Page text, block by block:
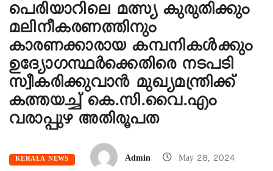
പെരിയാറിലെ മത്സ്യ കുരുതിക്കും
മലിനീകരണത്തിനും
കാരണക്കാരായ കമ്പനികൾക്കും
ഉദ്യോഗസ്ഥർക്കെതിരെ നടപടി
സ്വീകരിക്കുവാൻ മുഖ്യമന്ത്രിക്ക്
കത്തയച്ച് കെ.സി.വൈ.എം
വരാപ്പുഴ അതിരൂപത
KERALA NEWS Admin
May 28, 2024